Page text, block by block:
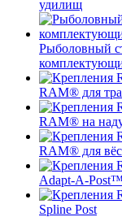
удилищ
Рыболовный
RAM® для
RAM® на
RAM® для
Adapt-A-Post™
Spline Post